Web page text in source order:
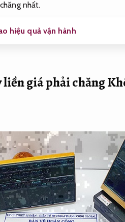
nhất.
hiệu quả vận hành
liền giá phải chăng